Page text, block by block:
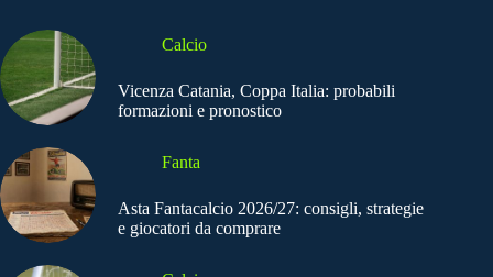
Calcio
Vicenza Catania, Coppa Italia: probabili
formazioni e pronostico
Fanta
Asta Fantacalcio 2026/27: consigli, strategie
e giocatori da comprare